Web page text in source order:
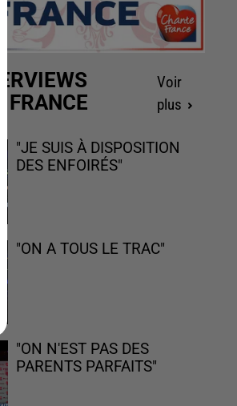
FRANCE
Voir
plus
"JE SUIS À DISPOSITION
DES ENFOIRÉS"
"ON A TOUS LE TRAC"
"ON N'EST PAS DES
PARENTS PARFAITS"